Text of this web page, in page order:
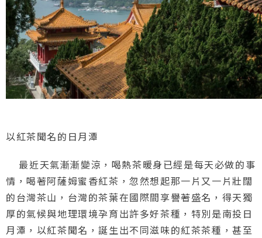
以紅茶聞名的日月潭
最近天氣漸漸變涼，喝熱茶暖身已經是每天必做的事
情，喝著阿薩姆蜜香紅茶，忽然想起那一片又一片壯闊
的台灣茶山，台灣的茶葉在國際間享譽著盛名，得天獨
厚的氣候與地理環境孕育出許多好茶種，特別是南投日
月潭，以紅茶聞名，誕生出不同滋味的紅茶茶種，甚至